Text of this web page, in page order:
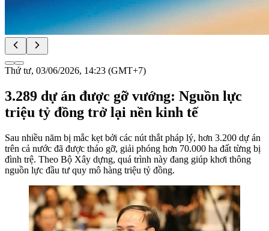
Thứ tư, 03/06/2026, 14:23 (GMT+7)
3.289 dự án được gỡ vướng: Nguồn lực
triệu tỷ đồng trở lại nền kinh tế
Sau nhiều năm bị mắc kẹt bởi các nút thắt pháp lý, hơn 3.200 dự án
trên cả nước đã được tháo gỡ, giải phóng hơn 70.000 ha đất từng bị
đình trệ. Theo Bộ Xây dựng, quá trình này đang giúp khơi thông
nguồn lực đầu tư quy mô hàng triệu tỷ đồng.